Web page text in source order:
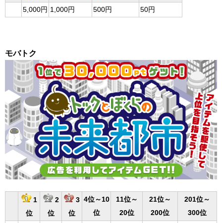
5,000円 1,000円 500円 50円
モバトク
1
位
2
位
3
位
4位～10
位
11位～
20位
21位～
200位
201位～
300位